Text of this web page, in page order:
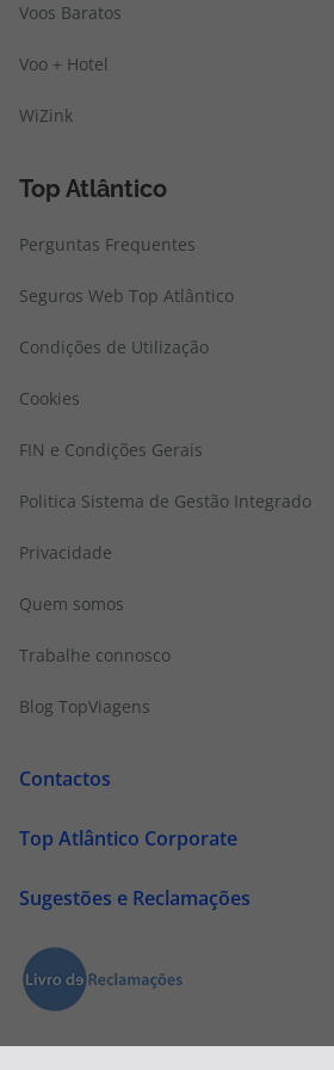
Voos Baratos
Voo + Hotel
WiZink
Top Atlântico
Perguntas Frequentes
Seguros Web Top Atlântico
Condições de Utilização
Cookies
FIN e Condições Gerais
Politica Sistema de Gestão Integrado
Privacidade
Quem somos
Trabalhe connosco
Blog TopViagens
Contactos
Top Atlântico Corporate
Sugestões e Reclamações